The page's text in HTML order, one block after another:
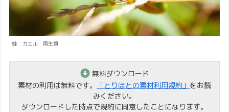
蛙 カエル 両生類
無料ダウンロード
素材の利用は無料です。
「とりほとの素材利用規約」 をお読
みください。
ダウンロードした時点で規約に同意したことになります。